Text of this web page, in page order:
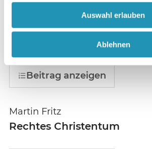
Auswahl erlauben
Ablehnen
Säkularer Humanismus
Eröffnung einer Hochschule mit
humanistischem Profil
Beitrag anzeigen
Martin Fritz
Rechtes Christentum